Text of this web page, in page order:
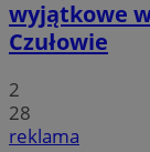
wyjątkowe
Czułowie
2
28
reklama